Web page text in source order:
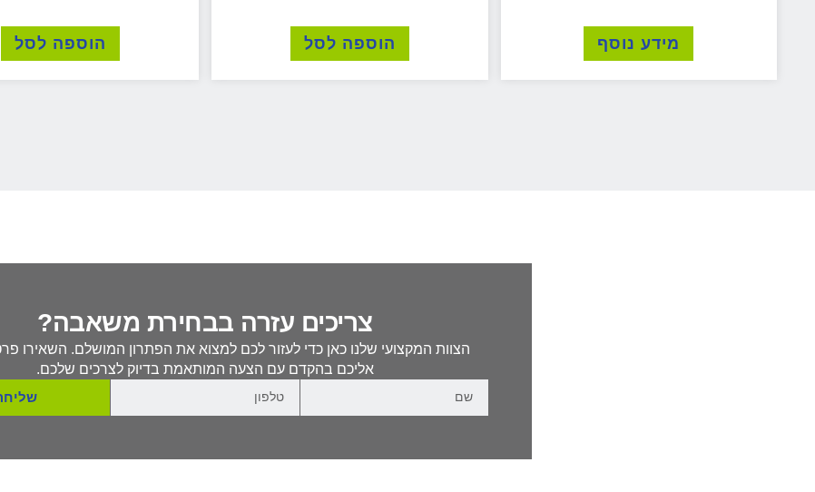
מידע נוסף הוספה לסל הוספה לסל
צריכים עזרה בבחירת משאבה?
הצוות המקצועי שלנו כאן כדי לעזור לכם למצוא את הפתרון המושלם. השאירו
אליכם בהקדם עם הצעה המותאמת בדיוק לצרכים שלכם.